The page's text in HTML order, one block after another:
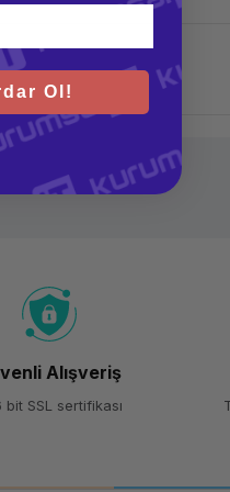
Alışveriş
bit SSL sertifikası
Ol!